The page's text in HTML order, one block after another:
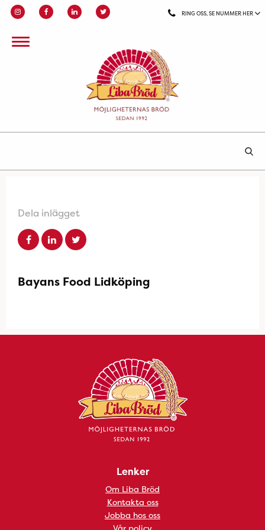
RING OSS, SE NUMMER HER
Dela inlägget
Bayans Food Lidköping
Lenker
Om Liba Bröd
Kontakta oss
Jobba hos oss